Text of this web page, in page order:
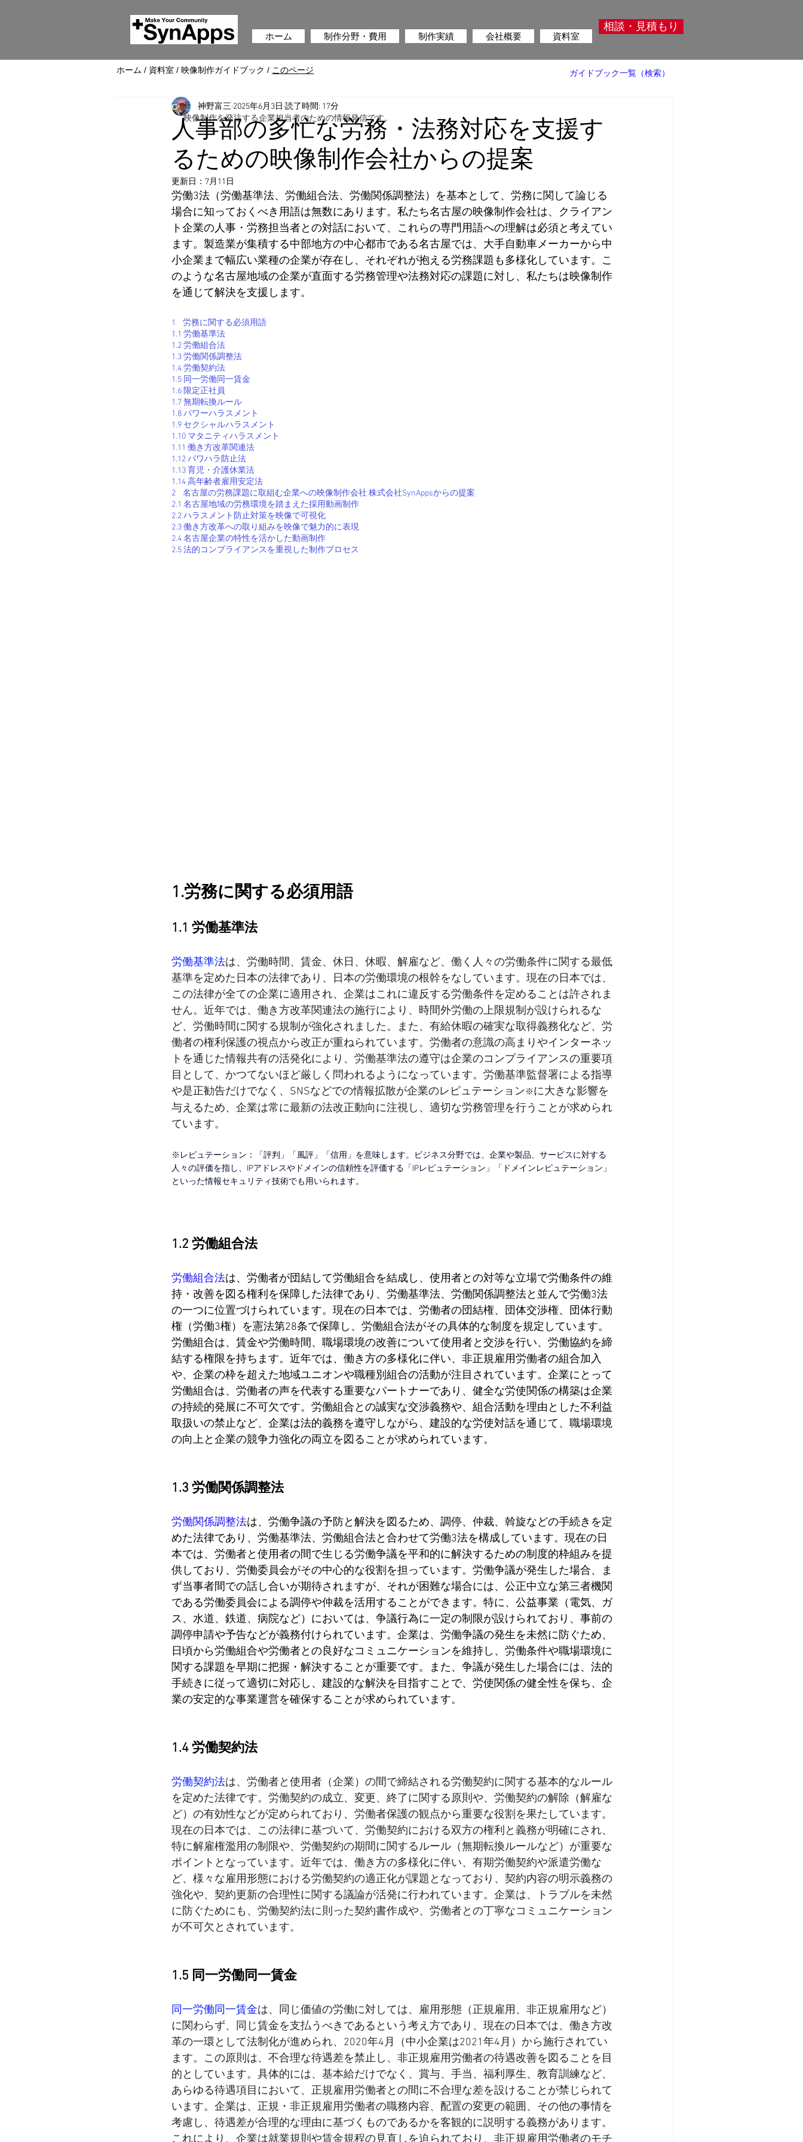
ホーム 制作分野・費用 制作実績 会社概要 資料室
相談・見積もり
ホーム / 資料室 / 映像制作ガイドブック / このページ ガイドブック一覧（検索）
人事部の多忙な労務・法務対応を支援す
るための映像制作会社からの提案
神野富三 2025年6月3日 読了時間: 17分
更新日： 7月11日
労働3法（労働基準法、労働組合法、労働関係調整法）を基本として、労務に関して論じる
場合に知っておくべき用語は無数にあります。私たち名古屋の映像制作会社は、 クライアン
ト企業の人事・労務担当者との対話において、これらの専門用語への理解は必須と考えてい
ます。製造業が集積する中部地方の中心都市である名古屋では、大手自動車メーカーから中
小企業まで幅広い業種の企業が存在し、それぞれが抱える労務課題も多様化しています。こ
のような名古屋地域の企業が直面する労務管理や法務対応の課題に対し、私たちは映像制作
を通じて解決を支援します。
1    労務に関する必須用語
1.1 労働基準法
1.2 労働組合法
1.3 労働関係調整法
1.4 労働契約法
1.5 同一労働同一賃金
1.6 限定正社員
1.7 無期転換ルール
1.8 パワーハラスメント
1.9 セクシャルハラスメント
1.10 マタニティハラスメント
1.11 働き方改革関連法
1.12 パワハラ防止法
1.13 育児・介護休業法
1.14 高年齢者雇用安定法
2    名古屋の労務課題に取組む企業への映像制作会社 株式会社SynAppsからの提案
2.1 名古屋地域の労務環境を踏まえた採用動画制作
2.2 ハラスメント防止対策を映像で可視化
2.3 働き方改革への取り組みを映像で魅力的に表現
2.4 名古屋企業の特性を活かした動画制作
2.5 法的コンプライアンスを重視した制作プロセス
1.労務に関する必須用語
1.1 労働基準法
労働基準法は、労働時間、賃金、休日、休暇、解雇など、働く人々の労働条件に関する最低
基準を定めた日本の法律であり、日本の労働環境の根幹をなしています。現在の日本では、
この法律が全ての企業に適用され、企業はこれに違反する労働条件を定めることは許されま
せん。近年では、働き方改革関連法の施行により、時間外労働の上限規制が設けられるな
ど、労働時間に関する規制が強化されました。また、有給休暇の確実な取得義務化など、労
働者の権利保護の視点から改正が重ねられています。労働者の意識の高まりやインターネッ
トを通じた情報共有の活発化により、労働基準法の遵守は企業のコンプライアンスの重要項
目として、かつてないほど厳しく問われるようになっています。労働基準監督署による指導
や是正勧告だけでなく、SNSなどでの情報拡散が企業のレピュテーション※に大きな影響を
与えるため、企業は常に最新の法改正動向に注視し、適切な労務管理を行うことが求められ
ています。
※レピュテーション： 「評判」「風評」「信用」 を意味します。ビジネス分野では、企業や製品、サービスに対する
人々の評価を指し、IPアドレスやドメインの信頼性を評価する「IPレピュテーション」「ドメインレピュテーション」
といった情報セキュリティ技術でも用いられます。﻿
1.2 労働組合法
労働組合法は、労働者が団結して労働組合を結成し、使用者との対等な立場で労働条件の維
持・改善を図る権利を保障した法律であり、労働基準法、労働関係調整法と並んで労働3法
の一つに位置づけられています。現在の日本では、労働者の団結権、団体交渉権、団体行動
権（労働3権）を憲法第28条で保障し、労働組合法がその具体的な制度を規定しています。
労働組合は、賃金や労働時間、職場環境の改善について使用者と交渉を行い、労働協約を締
結する権限を持ちます。近年では、働き方の多様化に伴い、非正規雇用労働者の組合加入
や、企業の枠を超えた地域ユニオンや職種別組合の活動が注目されています。企業にとって
労働組合は、労働者の声を代表する重要なパートナーであり、健全な労使関係の構築は企業
の持続的発展に不可欠です。労働組合との誠実な交渉義務や、組合活動を理由とした不利益
取扱いの禁止など、企業は法的義務を遵守しながら、建設的な労使対話を通じて、職場環境
の向上と企業の競争力強化の両立を図ることが求められています。
1.3 労働関係調整法
労働関係調整法は、労働争議の予防と解決を図るため、調停、仲裁、斡旋などの手続きを定
めた法律であり、労働基準法、労働組合法と合わせて労働3法を構成しています。現在の日
本では、労働者と使用者の間で生じる労働争議を平和的に解決するための制度的枠組みを提
供しており、労働委員会がその中心的な役割を担っています。労働争議が発生した場合、ま
ず当事者間での話し合いが期待されますが、それが困難な場合には、公正中立な第三者機関
である労働委員会による調停や仲裁を活用することができます。特に、公益事業（電気、ガ
ス、水道、鉄道、病院など）においては、争議行為に一定の制限が設けられており、事前の
調停申請や予告などが義務付けられています。企業は、労働争議の発生を未然に防ぐため、
日頃から労働組合や労働者との良好なコミュニケーションを維持し、労働条件や職場環境に
関する課題を早期に把握・解決することが重要です。また、争議が発生した場合には、法的
手続きに従って適切に対応し、建設的な解決を目指すことで、労使関係の健全性を保ち、企
業の安定的な事業運営を確保することが求められています。
1.4 労働契約法
労働契約法は、労働者と使用者（企業）の間で締結される労働契約に関する基本的なルール
を定めた法律です。労働契約の成立、変更、終了に関する原則や、労働契約の解除（解雇な
ど）の有効性などが定められており、労働者保護の観点から重要な役割を果たしています。
現在の日本では、この法律に基づいて、労働契約における双方の権利と義務が明確にされ、
特に解雇権濫用の制限や、労働契約の期間に関するルール（無期転換ルールなど）が重要な
ポイントとなっています。近年では、働き方の多様化に伴い、有期労働契約や派遣労働な
ど、様々な雇用形態における労働契約の適正化が課題となっており、契約内容の明示義務の
強化や、契約更新の合理性に関する議論が活発に行われています。企業は、トラブルを未然
に防ぐためにも、労働契約法に則った契約書作成や、労働者との丁寧なコミュニケーション
が不可欠とされています。
1.5 同一労働同一賃金
同一労働同一賃金は、同じ価値の労働に対しては、雇用形態（正規雇用、非正規雇用など）
に関わらず、同じ賃金を支払うべきであるという考え方であり、現在の日本では、働き方改
革の一環として法制化が進められ、2020年4月（中小企業は2021年4月）から施行されてい
ます。この原則は、不合理な待遇差を禁止し、非正規雇用労働者の待遇改善を図ることを目
的としています。具体的には、基本給だけでなく、賞与、手当、福利厚生、教育訓練など、
あらゆる待遇項目において、正規雇用労働者との間に不合理な差を設けることが禁じられて
います。企業は、正規・非正規雇用労働者の職務内容、配置の変更の範囲、その他の事情を
考慮し、待遇差が合理的な理由に基づくものであるかを客観的に説明する義務があります。
映像制作を発注する企業担当者のための情報発信です。